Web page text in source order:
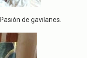
de gavilanes.